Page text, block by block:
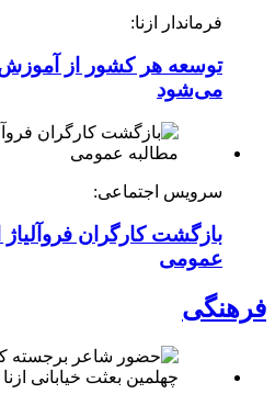
فرماندار ازنا:
توسعه هر کشور از
می‌شود
سرویس اجتماعی:
بازگشت کارگران فروآلیاژ
عمومی
فرهنگی